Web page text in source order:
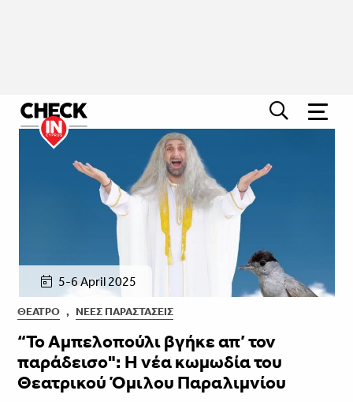
5-6 April 2025
ΘΈΑΤΡΟ , ΝΈΕΣ ΠΑΡΑΣΤΆΣΕΙΣ
“Το Αμπελοπούλι βγήκε απ’ τον
παράδεισο": Η νέα κωμωδία του
Θεατρικού Όμιλου Παραλιμνίου